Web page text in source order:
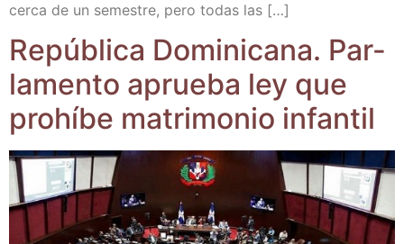
cer­ca de un semes­tre, pero todas las […]
Repú­bli­ca Domi­ni­ca­na. Par­
la­men­to aprue­ba ley que
prohí­be matri­mo­nio infantil